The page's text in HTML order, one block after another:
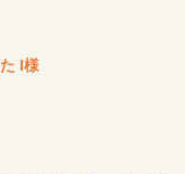
I様